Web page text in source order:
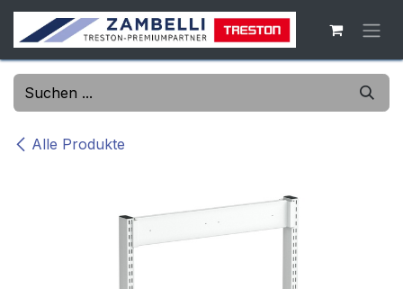
Zum Inhalt springen
Alle Produkte